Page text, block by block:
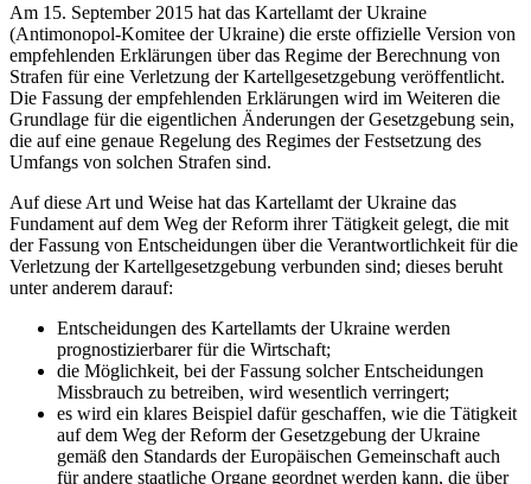
Am 15. September 2015 hat das Kartellamt der Ukraine
(Antimonopol-Komitee der Ukraine) die erste offizielle Version von
empfehlenden Erklärungen über das Regime der Berechnung von
Strafen für eine Verletzung der Kartellgesetzgebung veröffentlicht.
Die Fassung der empfehlenden Erklärungen wird im Weiteren die
Grundlage für die eigentlichen Änderungen der Gesetzgebung sein,
die auf eine genaue Regelung des Regimes der Festsetzung des
Umfangs von solchen Strafen sind.
Auf diese Art und Weise hat das Kartellamt der Ukraine das
Fundament auf dem Weg der Reform ihrer Tätigkeit gelegt, die mit
der Fassung von Entscheidungen über die Verantwortlichkeit für die
Verletzung der Kartellgesetzgebung verbunden sind; dieses beruht
unter anderem darauf:
Entscheidungen des Kartellamts der Ukraine werden
prognostizierbarer für die Wirtschaft;
die Möglichkeit, bei der Fassung solcher Entscheidungen
Missbrauch zu betreiben, wird wesentlich verringert;
es wird ein klares Beispiel dafür geschaffen, wie die Tätigkeit
auf dem Weg der Reform der Gesetzgebung der Ukraine
gemäß den Standards der Europäischen Gemeinschaft auch
für andere staatliche Organe geordnet werden kann, die über